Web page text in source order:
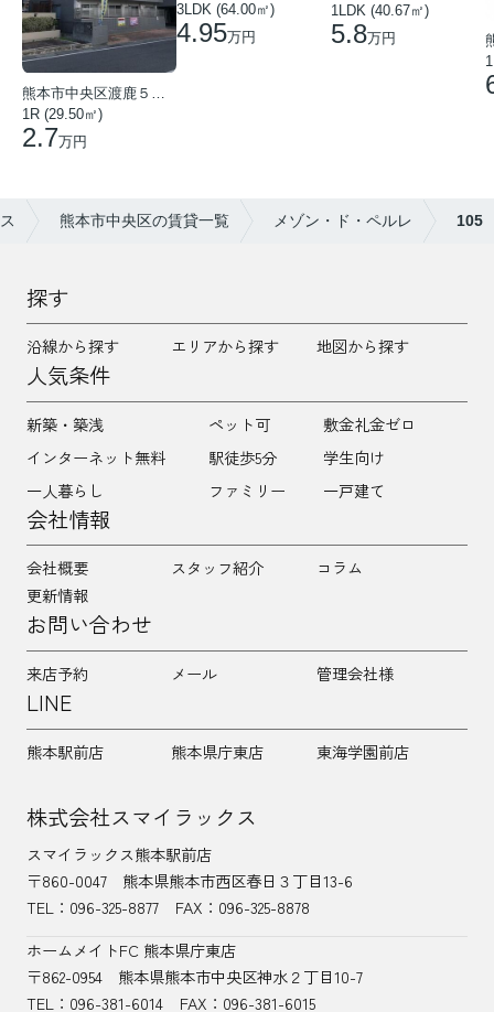
1R (29.50㎡)
2.7万円
3LDK (64.00㎡)
4.95万円
1LDK (40.67㎡)
5.8万円
熊本市中央区の賃貸一覧 メゾン・ド・ペルレ 105
探す
沿線から探す エリアから探す 地図から探す
人気条件
新築・築浅 ペット可
敷金礼金ゼロ
インターネット無料
駅徒歩5分
学生向け
一人暮らし
ファミリー 一戸建て
会社情報
会社概要 スタッフ紹介
コラム
更新情報
お問い合わせ
来店予約 メール 管理会社様
LINE
熊本駅前店 熊本県庁東店 東海学園前店
株式会社スマイラックス
スマイラックス熊本駅前店
〒860-0047
熊本県熊本市西区春日３丁目13-6
TEL： 096-325-8877
FAX：096-325-8878
ホームメイトFC 熊本県庁東店
〒862-0954
熊本県熊本市中央区神水２丁目10-7
TEL：096-381-6014
FAX：096-381-6015